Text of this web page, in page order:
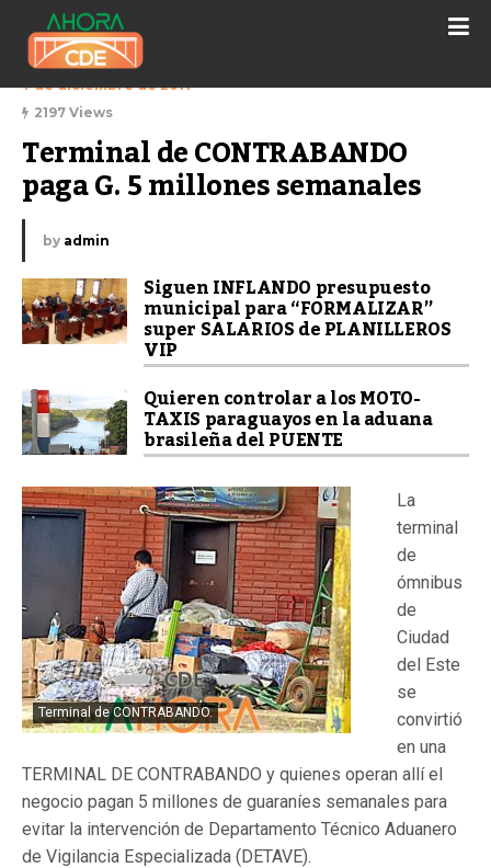
7 de diciembre de 2017
2197 Views
Terminal de CONTRABANDO
paga G. 5 millones semanales
by admin
Siguen INFLANDO presupuesto
municipal para “FORMALIZAR”
super SALARIOS de PLANILLEROS
VIP
Quieren controlar a los MOTO-
TAXIS paraguayos en la aduana
brasileña del PUENTE
Terminal de CONTRABANDO.
La
terminal
de
ómnibus
de
Ciudad
del Este
se
convirtió
en una
TERMINAL DE CONTRABANDO y quienes operan allí el
negocio pagan 5 millones de guaraníes semanales para
evitar la intervención de Departamento Técnico Aduanero
de Vigilancia Especializada (DETAVE).